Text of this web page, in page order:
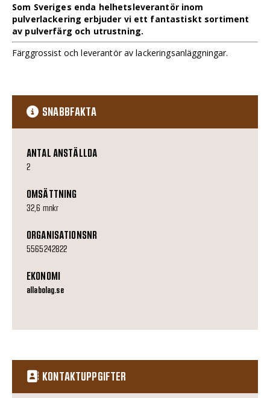
Som Sveriges enda helhetsleverantör inom
pulverlackering erbjuder vi ett fantastiskt sortiment
av pulverfärg och utrustning.
Färggrossist och leverantör av lackeringsanläggningar.
SNABBFAKTA
ANTAL ANSTÄLLDA
2
OMSÄTTNING
32,6 mnkr
ORGANISATIONSNR
5565242822
EKONOMI
allabolag.se
KONTAKTUPPGIFTER